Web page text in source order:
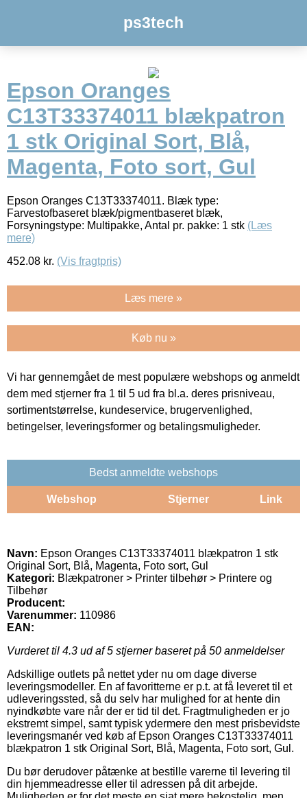
ps3tech
Epson Oranges
C13T33374011 blækpatron
1 stk Original Sort, Blå,
Magenta, Foto sort, Gul
Epson Oranges C13T33374011. Blæk type:
Farvestofbaseret blæk/pigmentbaseret blæk,
Forsyningstype: Multipakke, Antal pr. pakke: 1 stk (Læs
mere)
452.08 kr. (Vis fragtpris)
Læs mere »
Køb nu »
Vi har gennemgået de mest populære webshops og anmeldt
dem med stjerner fra 1 til 5 ud fra bl.a. deres prisniveau,
sortimentstørrelse, kundeservice, brugervenlighed,
betingelser, leveringsformer og betalingsmuligheder.
Bedst anmeldte webshops
Webshop Stjerner Link
Navn: Epson Oranges C13T33374011 blækpatron 1 stk
Original Sort, Blå, Magenta, Foto sort, Gul
Kategori: Blækpatroner > Printer tilbehør > Printere og
Tilbehør
Producent:
Varenummer: 110986
EAN:
Vurderet til 4.3 ud af 5 stjerner baseret på 50 anmeldelser
Adskillige outlets på nettet yder nu om dage diverse
leveringsmodeller. En af favoritterne er p.t. at få leveret til et
udleveringssted, så du selv har mulighed for at hente din
nyindkøbte vare når der er tid til det. Fragtmuligheden er jo
ekstremt simpel, samt typisk ydermere den mest prisbevidste
leveringsmanér ved køb af Epson Oranges C13T33374011
blækpatron 1 stk Original Sort, Blå, Magenta, Foto sort, Gul.
Du bør derudover påtænke at bestille varerne til levering til
din hjemmeadresse eller til adressen på dit arbejde.